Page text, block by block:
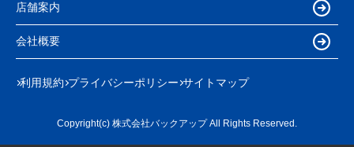
店舗案内
会社概要
利用規約 プライバシーポリシー サイトマップ
Copyright(c) 株式会社バックアップ All Rights Reserved.